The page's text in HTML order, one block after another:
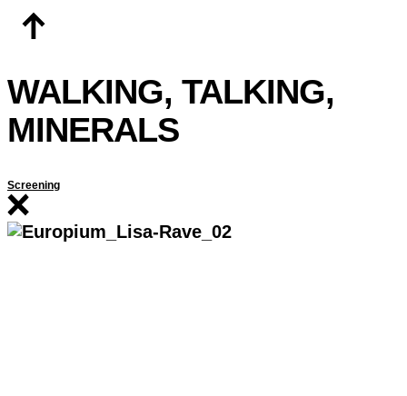
Zum
Inhalt
WALKING, TALKING,
MINERALS
Screening